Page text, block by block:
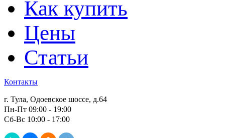
Как купить
Цены
Статьи
Контакты
г. Тула, Одоевское шоссе, д.64
Пн-Пт 09:00 - 19:00
Сб-Вс 10:00 - 17:00